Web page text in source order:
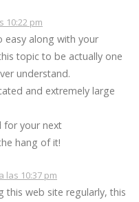
10:22 pm
easy along with your
topic to be actually one
understand.
and extremely large
for your next
hang of it!
las 10:37 pm
this web site regularly, this